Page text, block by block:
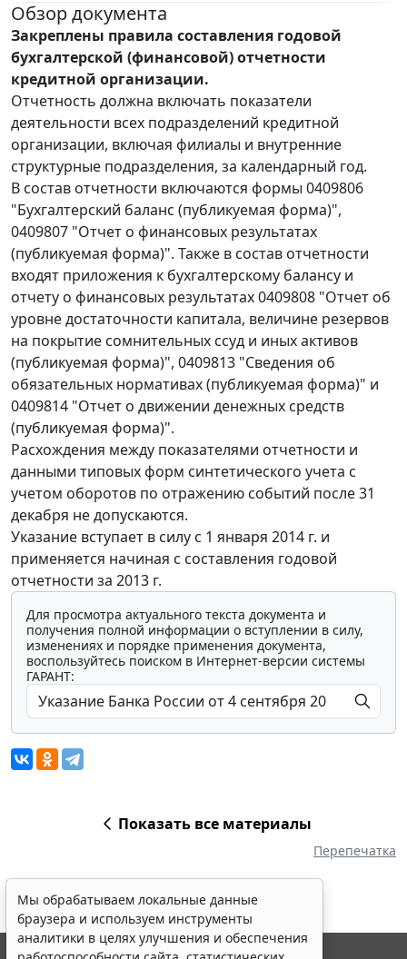
Обзор документа
Закреплены правила составления годовой
бухгалтерской (финансовой) отчетности
кредитной организации.
Отчетность должна включать показатели
деятельности всех подразделений кредитной
организации, включая филиалы и внутренние
структурные подразделения, за календарный год.
В состав отчетности включаются формы 0409806
"Бухгалтерский баланс (публикуемая форма)",
0409807 "Отчет о финансовых результатах
(публикуемая форма)". Также в состав отчетности
входят приложения к бухгалтерскому балансу и
отчету о финансовых результатах 0409808 "Отчет об
уровне достаточности капитала, величине резервов
на покрытие сомнительных ссуд и иных активов
(публикуемая форма)", 0409813 "Сведения об
обязательных нормативах (публикуемая форма)" и
0409814 "Отчет о движении денежных средств
(публикуемая форма)".
Расхождения между показателями отчетности и
данными типовых форм синтетического учета с
учетом оборотов по отражению событий после 31
декабря не допускаются.
Указание вступает в силу с 1 января 2014 г. и
применяется начиная с составления годовой
отчетности за 2013 г.
Для просмотра актуального текста документа и
получения полной информации о вступлении в силу,
изменениях и порядке применения документа,
воспользуйтесь поиском в Интернет-версии системы
ГАРАНТ:
Показать все материалы
Перепечатка
Мы обрабатываем локальные данные
браузера и используем инструменты
аналитики в целях улучшения и обеспечения